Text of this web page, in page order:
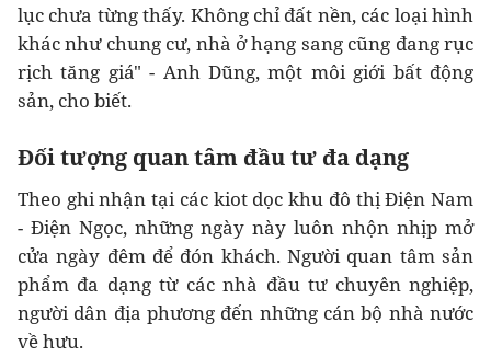
lục chưa từng thấy. Không chỉ đất nền, các loại hình
khác như chung cư, nhà ở hạng sang cũng đang rục
rịch tăng giá" - Anh Dũng, một môi giới bất động
sản, cho biết.
Đối tượng quan tâm đầu tư đa dạng
Theo ghi nhận tại các kiot dọc khu đô thị Điện Nam
- Điện Ngọc, những ngày này luôn nhộn nhịp mở
cửa ngày đêm để đón khách. Người quan tâm sản
phẩm đa dạng từ các nhà đầu tư chuyên nghiệp,
người dân địa phương đến những cán bộ nhà nước
về hưu.